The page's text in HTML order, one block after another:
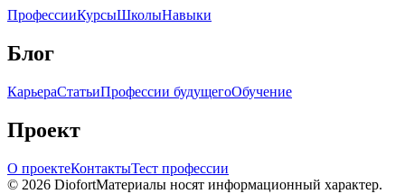
ПрофессииКурсыШколыНавыки
Блог
КарьераСтатьиПрофессии будущегоОбучение
Проект
О проектеКонтактыТест профессии
© 2026 DiofortМатериалы носят информационный характер.